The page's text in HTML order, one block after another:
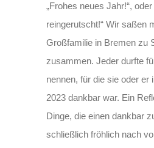
„Frohes neues Jahr!“,
reingerutscht!“ Wir saßen
Großfamilie in Bremen zu
zusammen. Jeder durfte
nennen, für die sie oder er
2023 dankbar war. Ein
Dinge, die einen dankbar
schließlich fröhlich nach